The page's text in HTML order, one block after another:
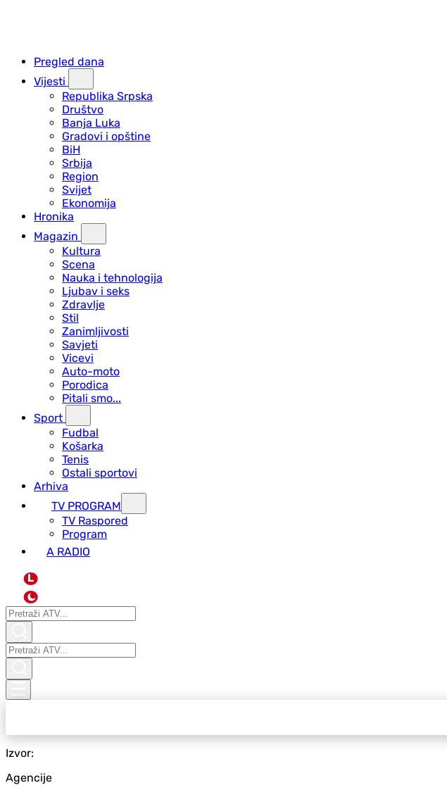
Pregled dana
Vijesti
Republika Srpska
Društvo
Banja Luka
Gradovi i opštine
BiH
Srbija
Region
Svijet
Ekonomija
Hronika
Magazin
Kultura
Scena
Nauka i tehnologija
Ljubav i seks
Zdravlje
Stil
Zanimljivosti
Savjeti
Vicevi
Auto-moto
Porodica
Pitali smo...
Sport
Fudbal
Košarka
Tenis
Ostali sportovi
Arhiva
TV PROGRAM
ТV Raspored
Program
A RADIO
L
Izvor:
Agencije